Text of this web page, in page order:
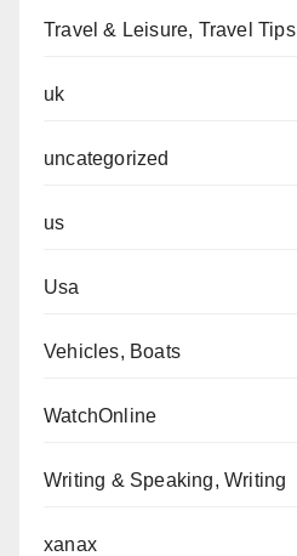
Travel & Leisure, Travel Tips
uk
uncategorized
us
Usa
Vehicles, Boats
WatchOnline
Writing & Speaking, Writing
xanax